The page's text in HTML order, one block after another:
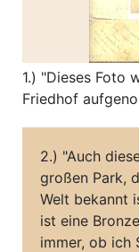
1.) "Dieses Foto
Friedhof
2.) "Auch
großen Park,
Welt bekannt
ist eine
immer, ob ich